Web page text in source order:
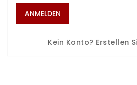
ANMELDEN
Kein Konto? Erstellen